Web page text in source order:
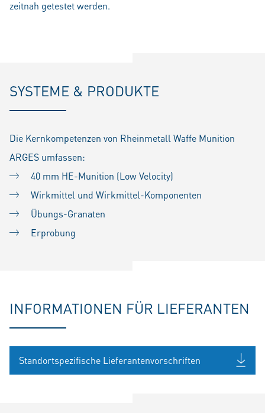
zeitnah getestet werden.
SYSTEME & PRODUKTE
Die Kernkompetenzen von Rheinmetall Waffe Munition
ARGES umfassen:
40 mm HE-Munition (Low Velocity)
Wirkmittel und Wirkmittel-Komponenten
Übungs-Granaten
Erprobung
INFORMATIONEN FÜR LIEFERANTEN
Standortspezifische Lieferantenvorschriften